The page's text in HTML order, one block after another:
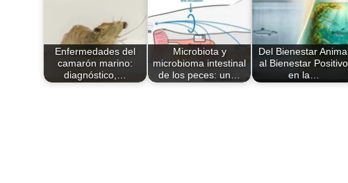
Enfermedades del
camarón marino:
diagnóstico,…
Microbiota y
microbioma intestinal
de los peces: un…
Del Bienestar
al Bienestar Positivo
en la…